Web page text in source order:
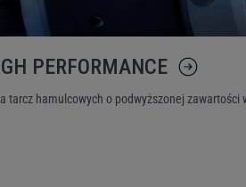
PERFORMANCE
tarcz hamulcowych o podwyższonej zawartości